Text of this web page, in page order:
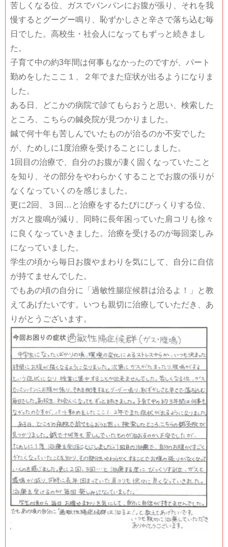
苦しくなる位、ガスでパンパンにお腹が張り、それを我
慢するとグーグー鳴り、恥ずかしさと辛さで落ち込む毎
日でした。高校生・社会人になってもずっと続きまし
た。
子育て中の約3年間は何事もなかったのですが、パート
勤めをしたここ１、２年でまた症状が出るようになりま
した。
ある日、どこかの病院で診てもらおうと思い、検索した
ところ、こちらの鍼灸院が見つかりました。
鍼で何十年も苦しんでいたものが治るのか不安でした
が、ためしに1度治療を受けることにしました。
1回目の治療で、自分のお腹が凄く固くなっていたこと
を知り、その部分をやわらかくすることでお腹の張りが
なくなっていくのを感じました。
更に2回、３回…と治療をするたびにびっくりする位、
ガスと腹鳴が減り、同時に長年困っていた肩コリも徐々
に良くなっていきました。治療を受けるのが毎回楽しみ
になっていました。
学生の頃から毎日お腹やまわりを気にして、自分に自信
が持てませんでした。
でもあの頃の自分に「過敏性腸症候群は治るよ！」と教
えてあげたいです。いつも親切に治療していただき、あ
りがとうございます。